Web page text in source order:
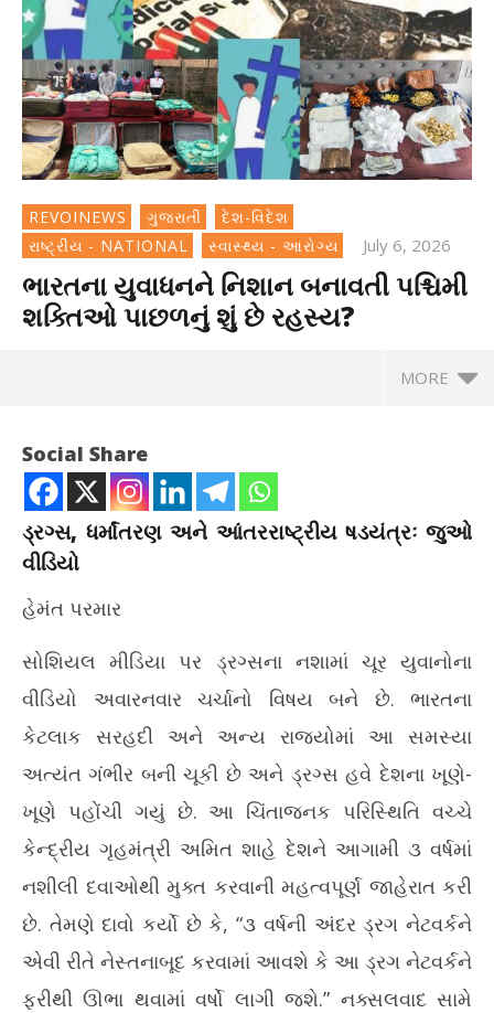
REVOINEWS ગુજરાતી
દેશ-વિદેશ
રાષ્ટ્રીય - NATIONAL
સ્વાસ્થ્ય - આરોગ્ય July 6, 2026
ભારતના યુવાધનને નિશાન બનાવતી પશ્ચિમી
શક્તિઓ પાછળનું શું છે રહસ્ય?
MORE
NOW VIEWING
રહસ્ય?
July
2026
Social Share
ડ્રગ્સ, ધર્માંતરણ અને આંતરરાષ્ટ્રીય ષડયંત્રઃ જુઓ
વીડિયો
હેમંત પરમાર
સોશિયલ મીડિયા પર ડ્રગ્સના નશામાં ચૂર યુવાનોના
વીડિયો અવારનવાર ચર્ચાનો વિષય બને છે. ભારતના
કેટલાક સરહદી અને અન્ય રાજ્યોમાં આ સમસ્યા
અત્યંત ગંભીર બની ચૂકી છે અને ડ્રગ્સ હવે દેશના ખૂણે-
ખૂણે પહોંચી ગયું છે. આ ચિંતાજનક પરિસ્થિતિ વચ્ચે
કેન્દ્રીય ગૃહમંત્રી અમિત શાહે દેશને આગામી ૩ વર્ષમાં
નશીલી દવાઓથી મુક્ત કરવાની મહત્વપૂર્ણ જાહેરાત કરી
છે. તેમણે દાવો કર્યો છે કે, “૩ વર્ષની અંદર ડ્રગ નેટવર્કને
એવી રીતે નેસ્તનાબૂદ કરવામાં આવશે કે આ ડ્રગ નેટવર્કને
ફરીથી ઊભા થવામાં વર્ષો લાગી જશે.” નક્સલવાદ સામે